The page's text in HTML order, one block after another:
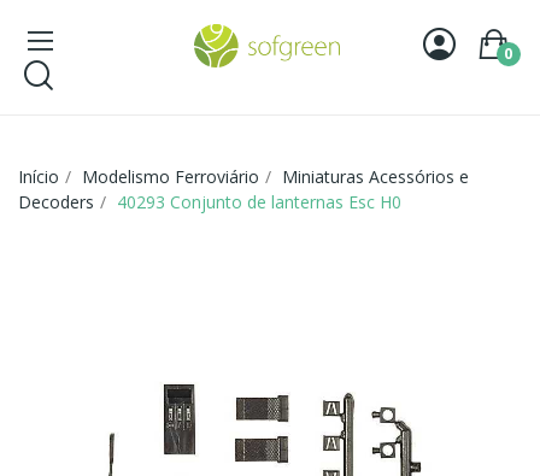
0
Início Modelismo Ferroviário
Miniaturas Acessórios e
Decoders
40293 Conjunto de lanternas Esc H0